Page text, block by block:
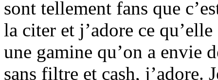
sont tellement fans que
la citer et j’adore ce
une gamine qu’on a envie
sans filtre et cash, j’adore.